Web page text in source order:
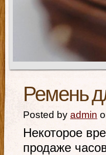
Ремень
Posted by admin
Некоторое
продаже